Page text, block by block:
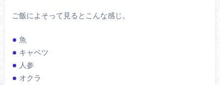
ご飯によそって見るとこんな感じ。
魚
キャベツ
人参
オクラ